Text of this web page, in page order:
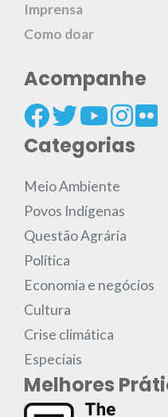
Imprensa
Como doar
Acompanhe
Categorias
Meio Ambiente
Povos Indígenas
Questão Agrária
Política
Economia e negócios
Cultura
Crise climática
Especiais
Melhores